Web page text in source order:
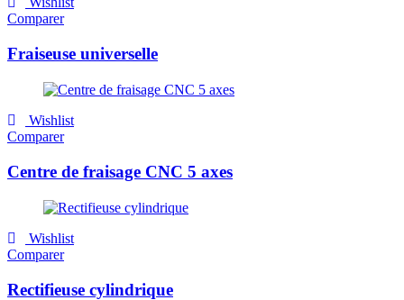
Comparer
Fraiseuse universelle
Wishlist
Comparer
Centre de fraisage CNC 5 axes
Wishlist
Comparer
Rectifieuse cylindrique